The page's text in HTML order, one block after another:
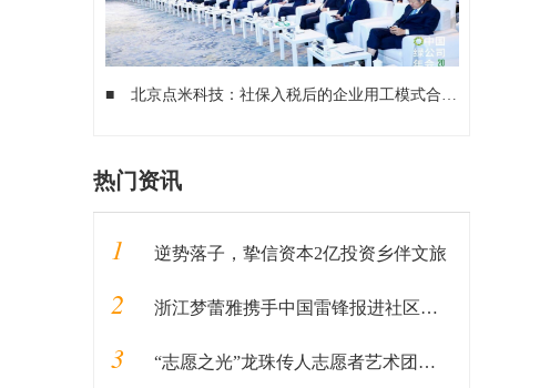
■ 北京点米科技：社保入税后的企业用工模式合规发展方向在哪？
热门资讯
1 逆势落子，挚信资本2亿投资乡伴文旅
2 浙江梦蕾雅携手中国雷锋报进社区公益活动
3 “志愿之光”龙珠传人志愿者艺术团启动仪式在京顺利启动